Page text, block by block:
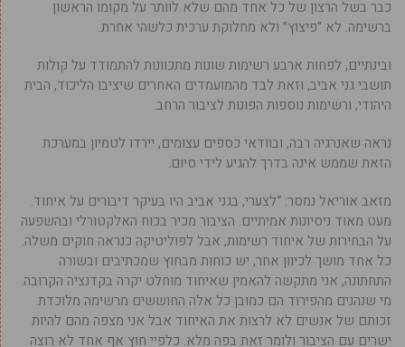
כבר בשל הרצון של כל אחד מהם שלא לוותר על מקומו הראשון
ברשימה. לא “פיצוץ” ולא מחלוקת ערכית כלשהי אחרת.
ובינתיים, לפחות ארבע רשימות שונות מתכוונות להתמודד על קולות
תושבי גני אביב, וזאת לבד מהמועמדים האחרים שיציבו הליכוד, הבית
היהודי, ורשימות נוספות הפונות לציבור הרחב.
נראה שאנרגיה רבה, ובוודאי כספים עצומים, יירדו לטמיון במערכת
הזאת שממש אינה בדרך להגיע לידי סיום.
מזאב אוריאל נמסר: “לצערי, בגני אביב היו בעיקר דיבורים על איחוד.
מעט מאוד ניסיונות אמיתיים. הציבור מכיר בכוח האלקטורלי ובהשפעה
על הבחירות של איחוד רשימות, אבל לפוליטיקה כנראה חוקים משלה.
כל אחד מושך לכיוון אחר, יש כוחות מבחוץ שמכתיבים ובשורה
התחתונה, אני מתקשה להאמין שאיחוד מוחלט יקרה בקדנציה הקרובה.
מי שנהנים מהפירוד הם כמובן כל אלה החוששים מרשימה מלוכדת.
זכותם של אנשים לא לרצות את האיחוד אבל אני מצפה מהם להיות
ישרים עם הציבור ולומר זאת בפה מלא. כלפיי חוץ אף אחד לא רוצה